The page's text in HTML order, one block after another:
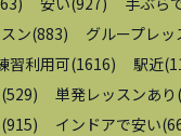
ン(883) グループレッ
習利用可(1616) 駅近(
(529) 単発レッスンあり (
(915) インドアで安い(